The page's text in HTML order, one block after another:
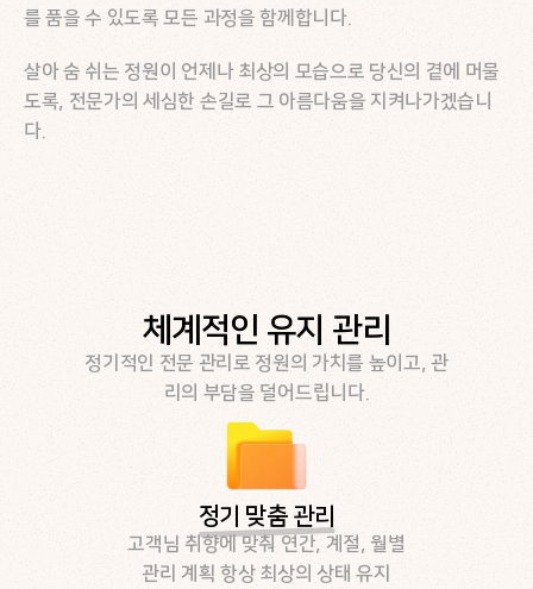
를 품을 수 있도록 모든 과정을 함께합니다.
살아 숨 쉬는 정원이 언제나 최상의 모습으로 당신의 곁에 머물
도록, 전문가의 세심한 손길로 그 아름다움을 지켜나가겠습니
다.
체계적인 유지 관리
정기적인 전문 관리로 정원의 가치를 높이고, 관
리의 부담을 덜어드립니다.
정기 맞춤 관리
고객님 취향에 맞춰 연간, 계절, 월별
관리 계획 항상 최상의 상태 유지